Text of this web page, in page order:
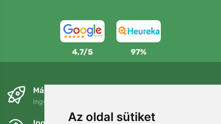
Az oldal sütiket
4,7/5 97%
Másnapra és ingyenesen
Ingyenes szállítás a következő összeg felett: 80 EUR